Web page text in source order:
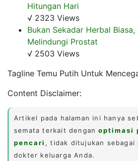
Hitungan Hari
√ 2323 Views
Bukan Sekadar Herbal
Melindungi Prostat
√ 2503 Views
Tagline Temu Putih Untuk
Content Disclaimer:
Artikel pada halaman ini hanya
semata terkait denganoptimasi
pencari , tidak ditujukan sebagai
dokter keluarga Anda.